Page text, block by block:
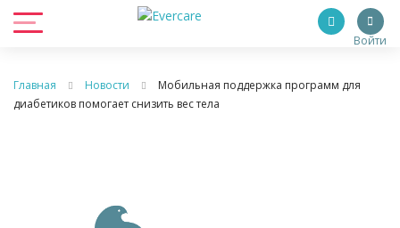
Войти
Главная Новости
Мобильная поддержка программ для
диабетиков помогает снизить вес тела